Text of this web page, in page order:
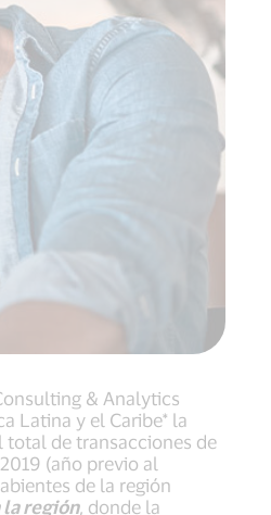
& Analytics
Latina y el Caribe* la
total de transacciones de
(año previo al
de la región
región, donde la